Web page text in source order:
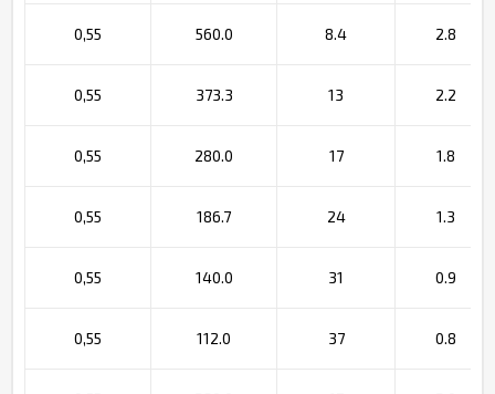
0,55 560.0 8.4 2.8
0,55 373.3 13 2.2
0,55 280.0 17 1.8
0,55 186.7 24 1.3
0,55 140.0 31 0.9
0,55 112.0 37 0.8